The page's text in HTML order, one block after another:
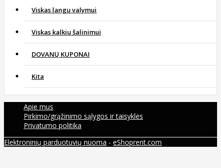
Viskas langų valymui
Viskas kalkių šalinimui
DOVANŲ KUPONAI
Kita
Apie mus
Pirkimo/grąžinimo sąlygos ir taisyklės
Privatumo politika
Elektroninių parduotuvių nuoma - eShoprent.com